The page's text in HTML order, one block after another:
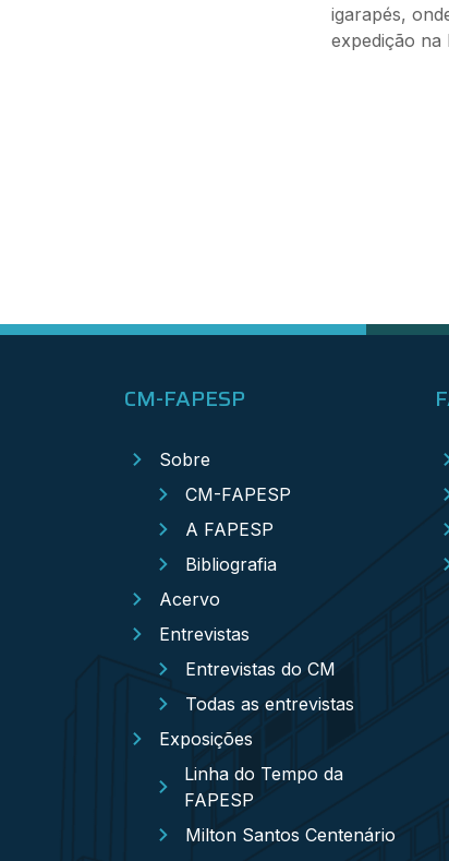
igarapés,
expedição na
CM-FAPESP
Sobre
CM-FAPESP
A FAPESP
Bibliografia
Acervo
Entrevistas
Entrevistas do CM
Todas as entrevistas
Exposições
Linha do Tempo da
FAPESP
Milton Santos Centenário